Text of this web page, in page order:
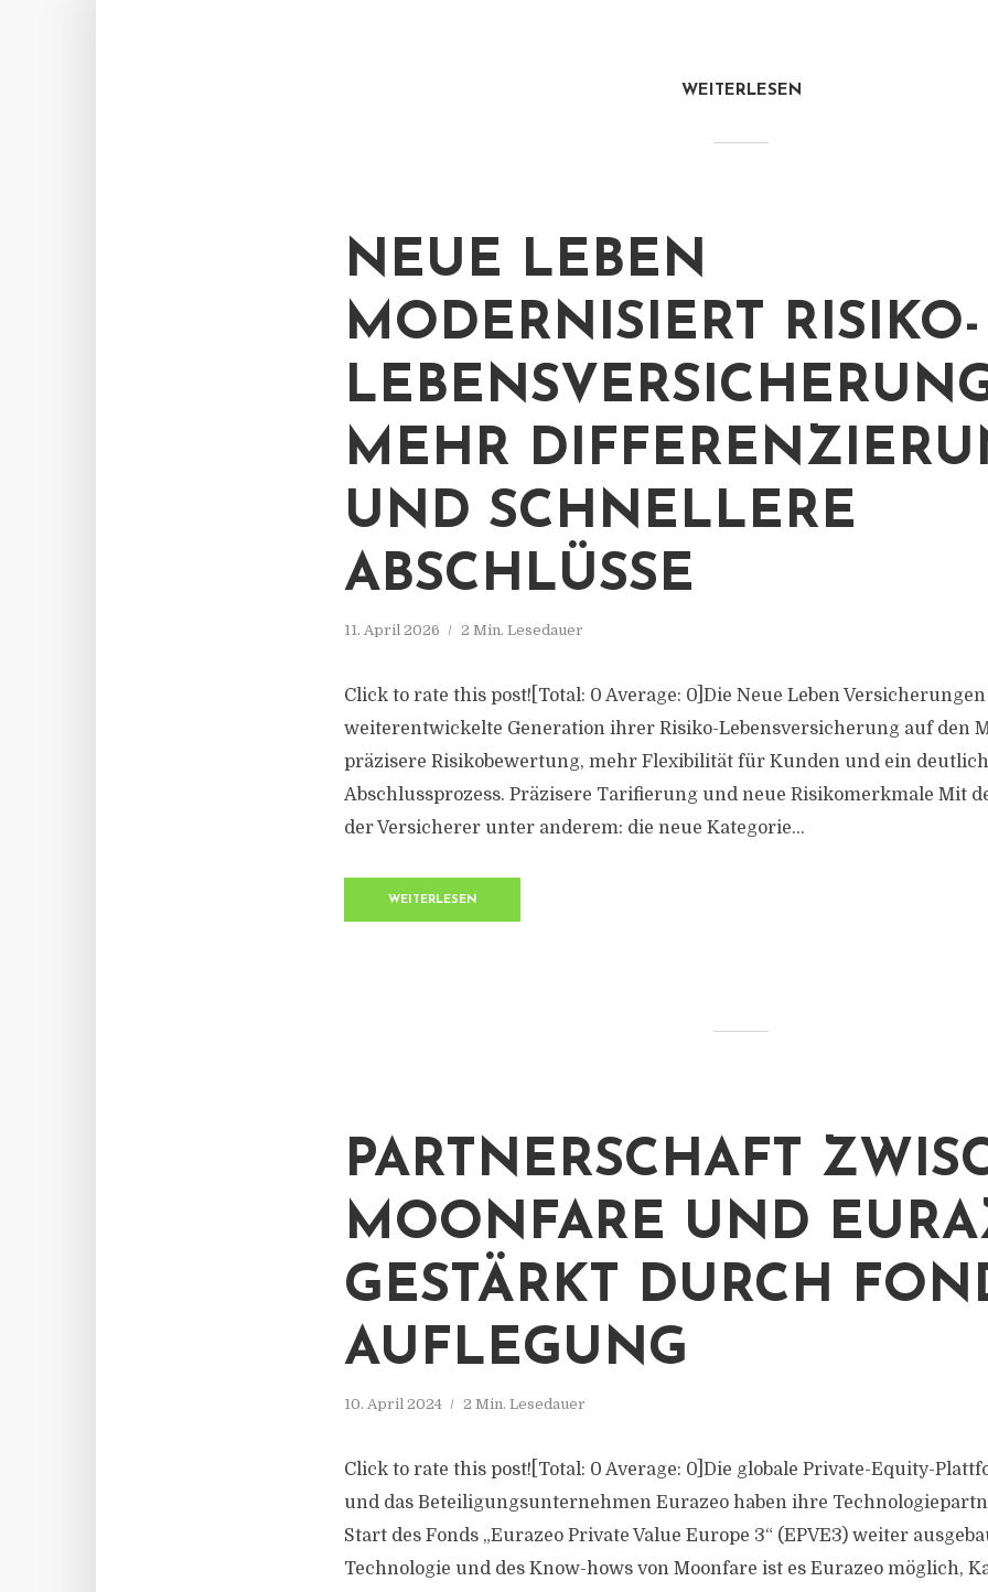
WEITERLESEN
NEUE LEBEN
MODERNISIERT RISIKO-
MEHR
UND SCHNELLERE
ABSCHLÜSSE
11. April 2026 2 Min. Lesedauer
Click to rate this post![Total: 0 Average: 0]Die Neue Leben
weiterentwickelte Generation ihrer Risiko-Lebensversicherung auf den
präzisere Risikobewertung, mehr Flexibilität für Kunden und ein
Abschlussprozess. Präzisere Tarifierung und neue Risikomerkmale Mit
der Versicherer unter anderem: die neue Kategorie...
WEITERLESEN
PARTNERSCHAFT
MOONFARE UND
GESTÄRKT DURCH
AUFLEGUNG
10. April 2024 2 Min. Lesedauer
Click to rate this post![Total: 0 Average: 0]Die globale Private-Equity-
und das Beteiligungsunternehmen Eurazeo haben ihre
Start des Fonds „Eurazeo Private Value Europe 3“ (EPVE3) weiter
Technologie und des Know-hows von Moonfare ist es Eurazeo möglich,